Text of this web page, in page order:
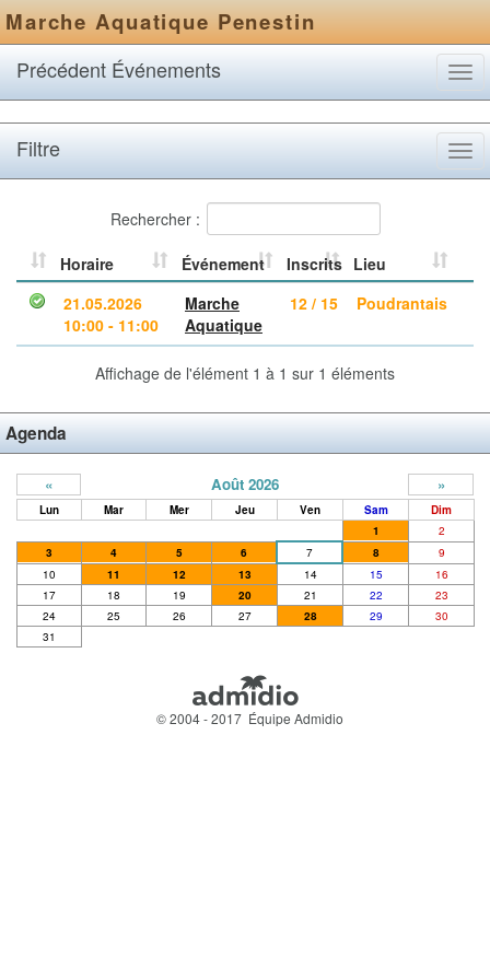
Marche Aquatique Penestin
Précédent Événements
Filtre
Rechercher :
Horaire Événement Inscrits Lieu
21.05.2026
10:00 - 11:00
Marche
Aquatique
12 / 15 Poudrantais
Affichage de l'élément 1 à 1 sur 1 éléments
Agenda
« Août 2026 »
Lun Mar Mer Jeu Ven Sam
Dim
1
2
3
4 5 6 7 8
9
10
11 12 13 14 15
16
17
18 19 20 21 22
23
24
25 26 27 28 29
30
31
© 2004 - 2017 Équipe Admidio